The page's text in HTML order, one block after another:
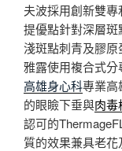
夫波採用創新雙專
提優點針對深層
淺斑點刺青及膠
雅露使用複合式
高雄身心科專業高
的眼瞼下垂與肉毒
認可的
質的效果兼具老